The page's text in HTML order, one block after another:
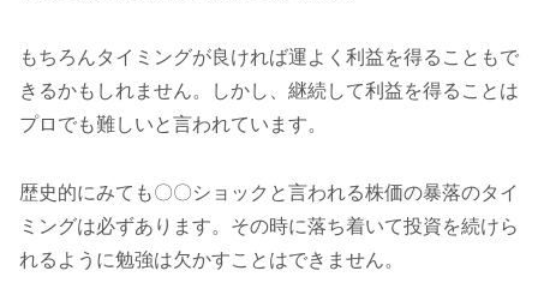
もちろんタイミングが良ければ運よく利益を得ることもで
きるかもしれません。しかし、継続して利益を得ることは
プロでも難しいと言われています。
歴史的にみても〇〇ショックと言われる株価の暴落のタイ
ミングは必ずあります。その時に落ち着いて投資を続けら
れるように勉強は欠かすことはできません。